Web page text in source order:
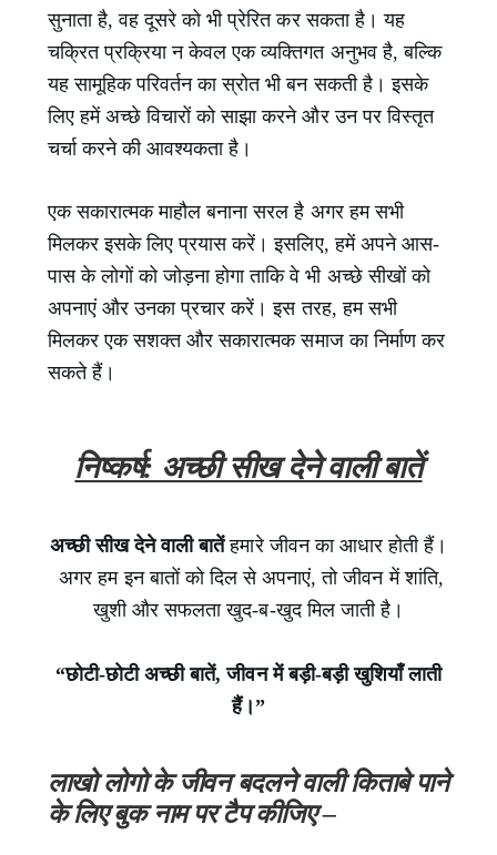
सुनाता है, वह दूसरे को भी प्रेरित कर सकता है। यह
चक्रित प्रक्रिया न केवल एक व्यक्तिगत अनुभव है, बल्कि
यह सामूहिक परिवर्तन का स्रोत भी बन सकती है। इसके
लिए हमें अच्छे विचारों को साझा करने और उन पर विस्तृत
चर्चा करने की आवश्यकता है।
एक सकारात्मक माहौल बनाना सरल है अगर हम सभी
मिलकर इसके लिए प्रयास करें। इसलिए, हमें अपने आस-
पास के लोगों को जोड़ना होगा ताकि वे भी अच्छे सीखों को
अपनाएं और उनका प्रचार करें। इस तरह, हम सभी
मिलकर एक सशक्त और सकारात्मक समाज का निर्माण कर
सकते हैं।
निष्कर्ष: अच्छी सीख देने वाली बातें
अच्छी सीख देने वाली बातेंहमारे जीवन का आधार होती हैं।
अगर हम इन बातों को दिल से अपनाएं, तो जीवन में शांति,
खुशी और सफलता खुद-ब-खुद मिल जाती है।
“छोटी-छोटी अच्छी बातें, जीवन में बड़ी-बड़ी खुशियाँ लाती
हैं।”
लाखो लोगो के जीवन बदलने वाली किताबे पाने
के लिए बुक नाम पर टैप कीजिए –